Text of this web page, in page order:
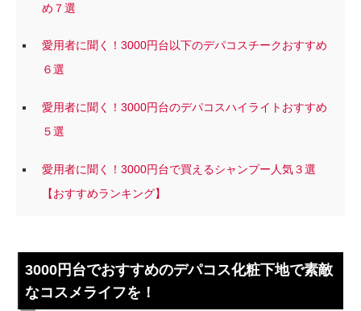
め７選
愛用者に聞く！3000円台以下のデパコスチークおすすめ
６選
愛用者に聞く！3000円台のデパコスハイライトおすすめ
５選
愛用者に聞く！3000円台で買えるシャンプー人気３選
【おすすめランキング】
3000円台でおすすめのデパコス化粧下地で素敵
なコスメライフを！